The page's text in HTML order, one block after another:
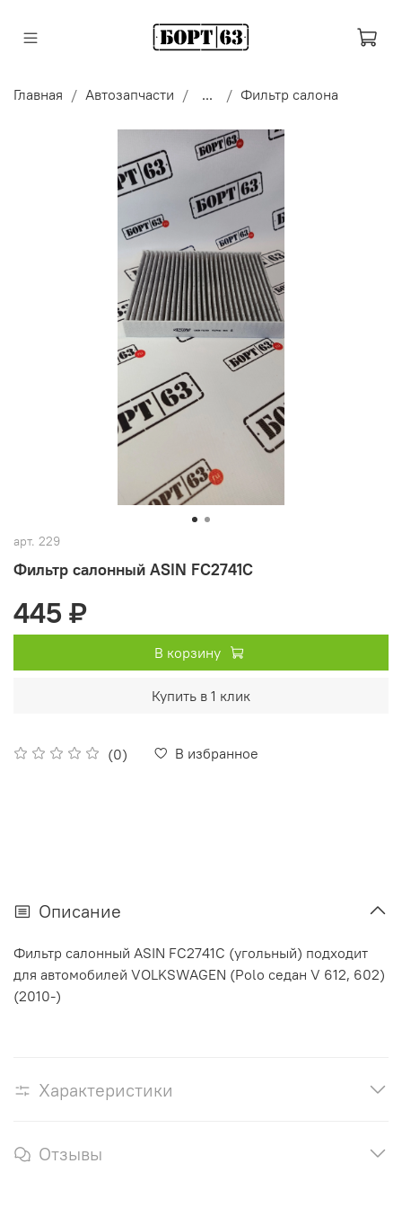
Главная Автозапчасти ... Фильтр салона
арт. 229
Фильтр салонный ASIN FC2741С
(0) В избранное
445 ₽
В корзину
Купить в 1 клик
Описание
Фильтр салонный ASIN FC2741C (угольный) подходит
для автомобилей VOLKSWAGEN (Polo седан V 612, 602)
(2010-)
Характеристики
Отзывы